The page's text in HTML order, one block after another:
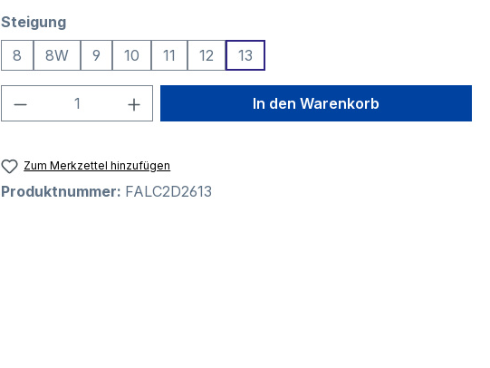
Steigungauswählen
8
8W 9 10 11 12 13
Produkt Anzahl: Gib den gewünschten Wert
In den Warenkorb
Zum Merkzettel hinzufügen
Produktnummer: FALC2D2613